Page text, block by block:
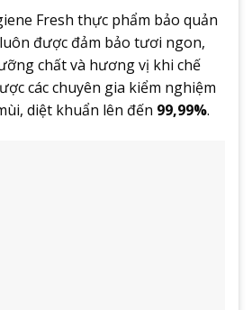
Fresh thực phẩm bảo quản
được đảm bảo tươi ngon,
chất và hương vị khi chế
các chuyên gia kiểm nghiệm
diệt khuẩn lên đến 99,99%.